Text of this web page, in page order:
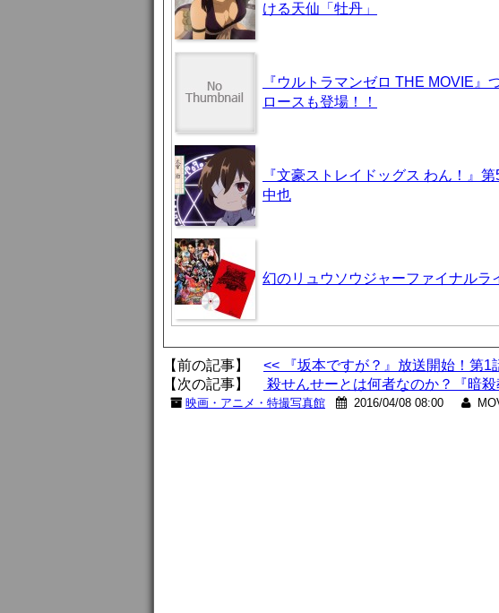
ける天仙「牡丹」
『ウルトラマンゼロ THE MOVIE
ロースも登場！！
『文豪ストレイドッグス わん！』
中也
幻のリュウソウジャーファイナルラ
【前の記事】 << 『坂本ですが？』放送開始！第
【次の記事】
殺せんせーとは何者なのか？『暗
映画・アニメ・特撮写真館 2016/04/08 08:00